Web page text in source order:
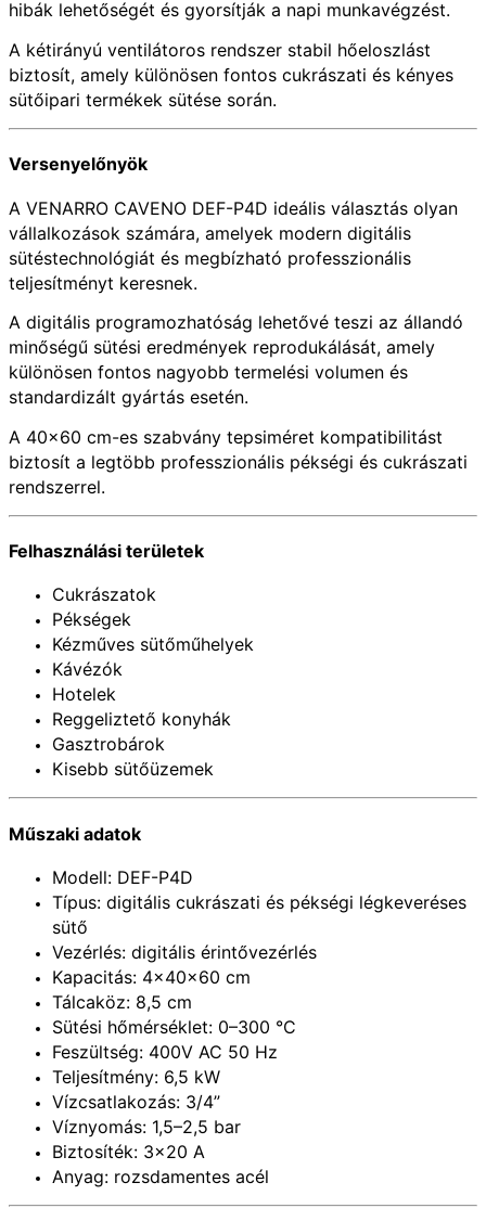
hibák lehetőségét és gyorsítják a napi munkavégzést.
A kétirányú ventilátoros rendszer stabil hőeloszlást
biztosít, amely különösen fontos cukrászati és kényes
sütőipari termékek sütése során.
Versenyelőnyök
A VENARRO CAVENO DEF-P4D ideális választás olyan
vállalkozások számára, amelyek modern digitális
sütéstechnológiát és megbízható professzionális
teljesítményt keresnek.
A digitális programozhatóság lehetővé teszi az állandó
minőségű sütési eredmények reprodukálását, amely
különösen fontos nagyobb termelési volumen és
standardizált gyártás esetén.
A 40×60 cm-es szabvány tepsiméret kompatibilitást
biztosít a legtöbb professzionális pékségi és cukrászati
rendszerrel.
Felhasználási területek
Cukrászatok
Pékségek
Kézműves sütőműhelyek
Kávézók
Hotelek
Reggeliztető konyhák
Gasztrobárok
Kisebb sütőüzemek
Műszaki adatok
Modell: DEF-P4D
Típus: digitális cukrászati és pékségi légkeveréses
sütő
Vezérlés: digitális érintővezérlés
Kapacitás: 4×40×60 cm
Tálcaköz: 8,5 cm
Sütési hőmérséklet: 0–300 °C
Feszültség: 400V AC 50 Hz
Teljesítmény: 6,5 kW
Vízcsatlakozás: 3/4”
Víznyomás: 1,5–2,5 bar
Biztosíték: 3×20 A
Anyag: rozsdamentes acél